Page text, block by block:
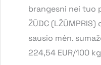
brangesni nei tuo
ŽŪDC
sausio mėn.
224,54 EUR/100